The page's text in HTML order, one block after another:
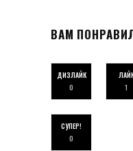
ВАМ
ДИЗЛАЙК
0
1
СУПЕР!
0